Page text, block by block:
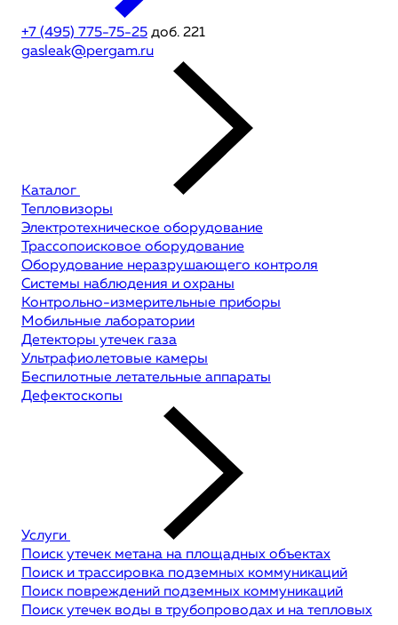
+7 (495) 775-75-25 доб. 221
gasleak@pergam.ru
Каталог
Тепловизоры
Электротехническое оборудование
Трассопоисковое оборудование
Оборудование неразрушающего контроля
Системы наблюдения и охраны
Контрольно-измерительные приборы
Мобильные лаборатории
Детекторы утечек газа
Ультрафиолетовые камеры
Беспилотные летательные аппараты
Дефектоскопы
Услуги
Поиск утечек метана на площадных объектах
Поиск и трассировка подземных коммуникаций
Поиск повреждений подземных коммуникаций
Поиск утечек воды в трубопроводах и на тепловых